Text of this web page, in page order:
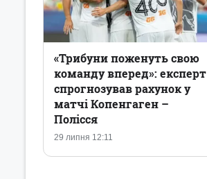
29 липня 12:11
«Трибуни поженуть свою
команду вперед»: експерт
спрогнозував рахунок у
матчі Копенгаген –
Полісся